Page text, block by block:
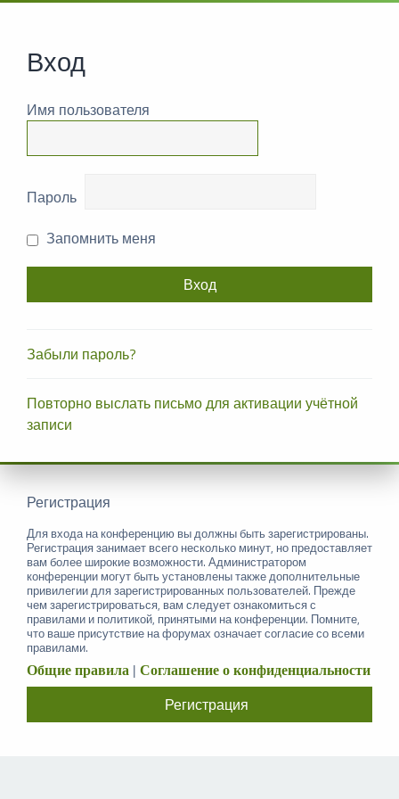
Вход
Имя пользователя
Пароль
Запомнить меня
Забыли пароль?
Повторно выслать письмо для активации учётной
записи
Регистрация
Для входа на конференцию вы должны быть зарегистрированы.
Регистрация занимает всего несколько минут, но предоставляет
вам более широкие возможности. Администратором
конференции могут быть установлены также дополнительные
привилегии для зарегистрированных пользователей. Прежде
чем зарегистрироваться, вам следует ознакомиться с
правилами и политикой, принятыми на конференции. Помните,
что ваше присутствие на форумах означает согласие со всеми
правилами.
Общие правила | Соглашение о конфиденциальности
Регистрация